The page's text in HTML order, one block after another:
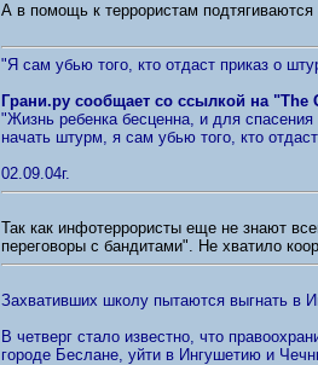
А в помощь к террористам подтягиваются
"Я сам убью того, кто отдаст приказ о
Грани.ру сообщает со ссылкой на "The
"Жизнь ребенка бесценна, и для
начать штурм, я сам убью того, кто
02.09.04г.
Так как инфотеррористы еще не знают
переговоры с бандитами". Не хватило
Захвативших школу пытаются выгнать в
В четверг стало известно, что
городе Беслане, уйти в Ингушетию и